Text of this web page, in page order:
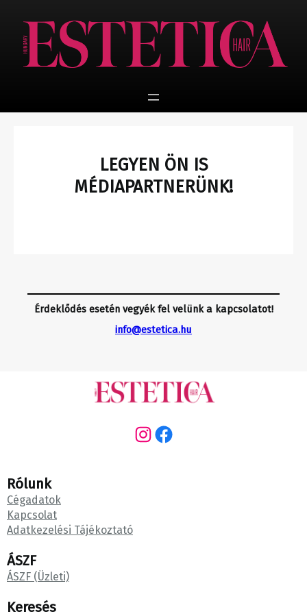
tartalomhoz
LEGYEN ÖN IS
MÉDIAPARTNERÜNK!
Érdeklődés esetén vegyék fel velünk a kapcsolatot!
info@estetica.hu
Instagram Facebook
Rólunk
Cégadatok
Kapcsolat
Adatkezelési Tájékoztató
ÁSZF
ÁSZF (Üzleti)
Keresés